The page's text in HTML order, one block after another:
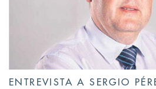
ENTREVISTA A SERGIO